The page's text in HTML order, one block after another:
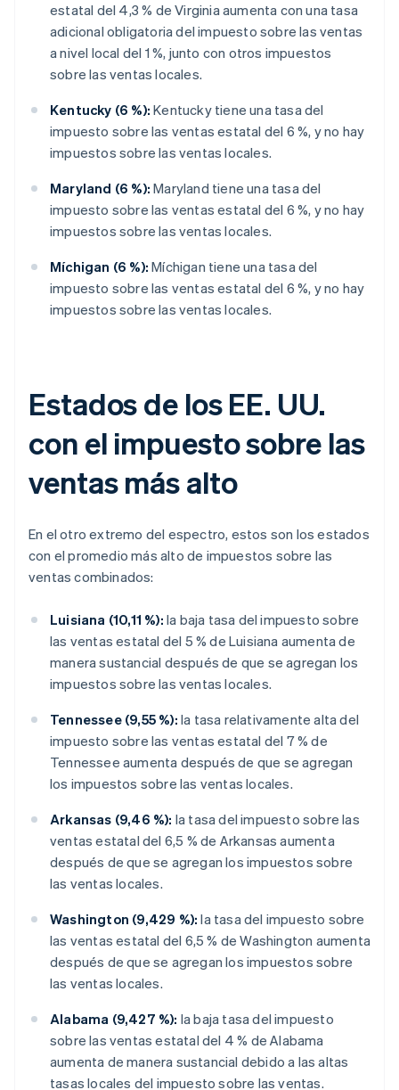
estatal del 4,3 % de Virginia aumenta con una tasa
adicional obligatoria del impuesto sobre las ventas
a nivel local del 1 %, junto con otros impuestos
sobre las ventas locales.
Kentucky (6 %): Kentucky tiene una tasa del
impuesto sobre las ventas estatal del 6 %, y no hay
impuestos sobre las ventas locales.
Maryland (6 %): Maryland tiene una tasa del
impuesto sobre las ventas estatal del 6 %, y no hay
impuestos sobre las ventas locales.
Míchigan (6 %): Míchigan tiene una tasa del
impuesto sobre las ventas estatal del 6 %, y no hay
impuestos sobre las ventas locales.
Estados de los EE. UU.
con el impuesto sobre las
ventas más alto
En el otro extremo del espectro, estos son los estados
con el promedio más alto de impuestos sobre las
ventas combinados:
Luisiana (10,11 %): la baja tasa del impuesto sobre
las ventas estatal del 5 % de Luisiana aumenta de
manera sustancial después de que se agregan los
impuestos sobre las ventas locales.
Tennessee (9,55 %): la tasa relativamente alta del
impuesto sobre las ventas estatal del 7 % de
Tennessee aumenta después de que se agregan
los impuestos sobre las ventas locales.
Arkansas (9,46 %): la tasa del impuesto sobre las
ventas estatal del 6,5 % de Arkansas aumenta
después de que se agregan los impuestos sobre
las ventas locales.
Washington (9,429 %): la tasa del impuesto sobre
las ventas estatal del 6,5 % de Washington aumenta
después de que se agregan los impuestos sobre
las ventas locales.
Alabama (9,427 %): la baja tasa del impuesto
sobre las ventas estatal del 4 % de Alabama
aumenta de manera sustancial debido a las altas
tasas locales del impuesto sobre las ventas.